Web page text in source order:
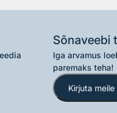
Sõnaveebi
Iga arvamus
paremaks teha!
Kirjuta meile